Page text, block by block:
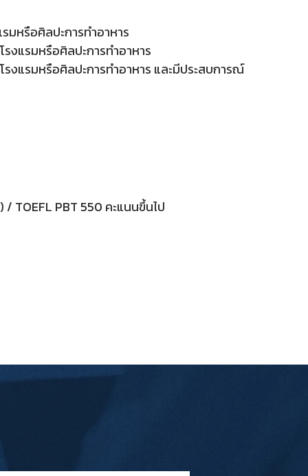
หรือศิลปะการทำอาหาร
งแรมหรือศิลปะการทำอาหาร
งแรมหรือศิลปะการทำอาหาร และมีประสบการณ์
TOEFL PBT 550 คะแนนขึ้นไป